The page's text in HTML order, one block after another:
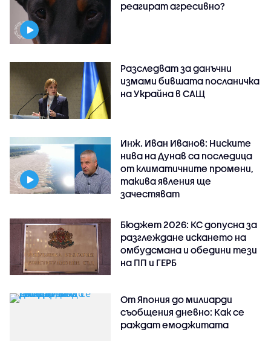
реагират агресивно?
Разследват за данъчни
измами бившата посланичка
на Украйна в САЩ
Инж. Иван Иванов: Ниските
нива на Дунав са последица
от климатичните промени,
такива явления ще
зачестяват
Бюджет 2026: КС допусна за
разглеждане искането на
омбудсмана и обедини тези
на ПП и ГЕРБ
От Япония до милиарди
съобщения дневно: Как се
раждат емоджитата